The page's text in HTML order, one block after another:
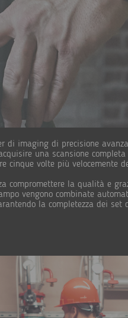
di imaging di precisione
una scansione
cinque volte più velocemente
compromettere la qualità e
vengono combinate
la completezza dei set